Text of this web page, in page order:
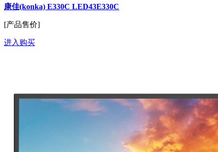
康佳(konka) E330C LED43E330C
[产品售价]
进入购买